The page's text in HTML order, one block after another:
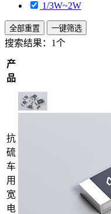
1/3W~2W
全部重置 一键筛选
搜索结果： 1个
产
品
抗
硫
车
用
宽
电